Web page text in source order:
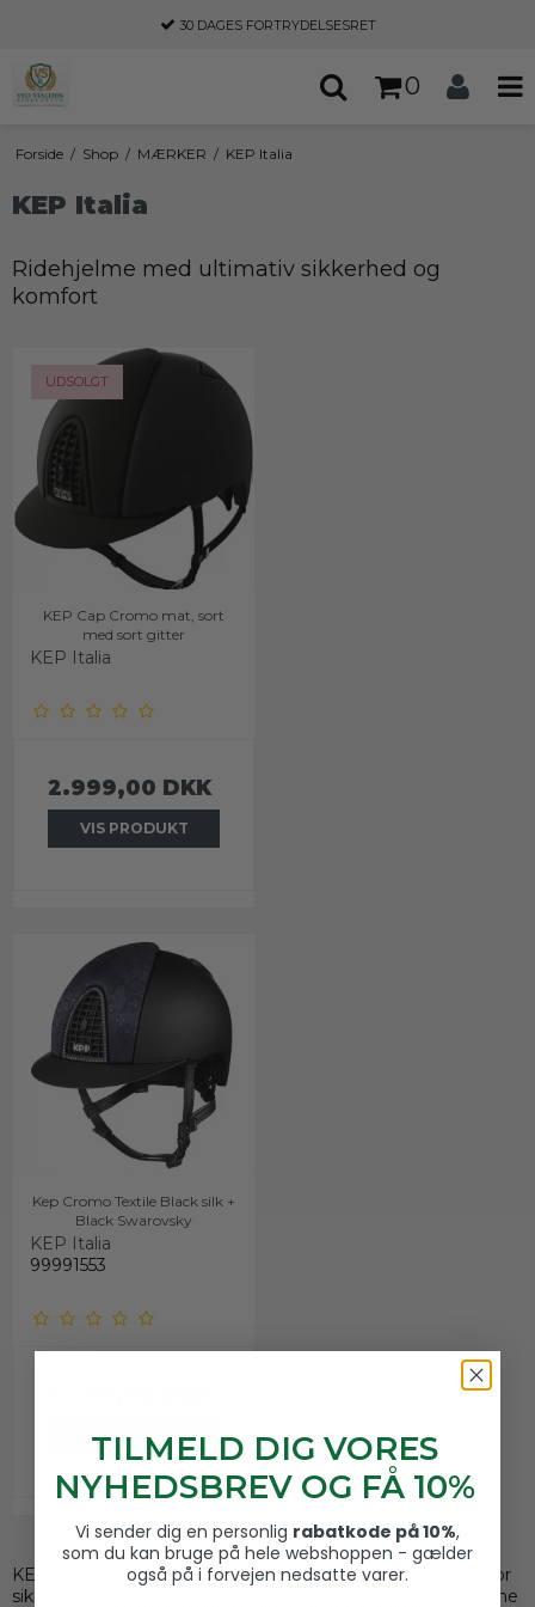
30 DAGES FORTRYDELSESRET
0
Forside / Shop / MÆRKER / KEP Italia
KEP Italia
Ridehjelme med ultimativ sikkerhed og
komfort
UDSOLGT
KEP Cap Cromo mat, sort
med sort gitter
KEP Italia
2.999,00 DKK
VIS PRODUKT
Kep Cromo Textile Black silk +
Black Swarovsky
KEP Italia
99991553
VIS PRODUKT
KEP Italia ridehjelme repræsenterer det ultimative inden for
sikkerhed, komfort og stil inden for ridesporten. Disse hjelme
TILMELD DIG VORES
NYHEDSBREV OG FÅ 10%
Vi sender dig en personlig rabatkode på 10%,
som du kan bruge på hele webshoppen - gælder
også på i forvejen nedsatte varer.